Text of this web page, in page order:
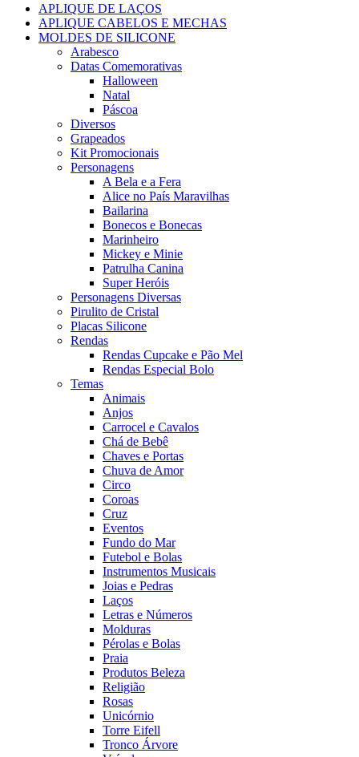
APLIQUE DE LAÇOS
APLIQUE CABELOS E MECHAS
MOLDES DE SILICONE
Arabesco
Datas Comemorativas
Halloween
Natal
Páscoa
Diversos
Grapeados
Kit Promocionais
Personagens
A Bela e a Fera
Alice no País Maravilhas
Bailarina
Bonecos e Bonecas
Marinheiro
Mickey e Minie
Patrulha Canina
Super Heróis
Personagens Diversas
Pirulito de Cristal
Placas Silicone
Rendas
Rendas Cupcake e Pão Mel
Rendas Especial Bolo
Temas
Animais
Anjos
Carrocel e Cavalos
Chá de Bebê
Chaves e Portas
Chuva de Amor
Circo
Coroas
Cruz
Eventos
Fundo do Mar
Futebol e Bolas
Instrumentos Musicais
Joias e Pedras
Laços
Letras e Números
Molduras
Pérolas e Bolas
Praia
Produtos Beleza
Religião
Rosas
Unicórnio
Torre Eifell
Tronco Árvore